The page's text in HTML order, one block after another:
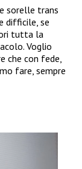
sorelle trans
difficile, se
tutta la
Voglio
che con fede,
fare, sempre